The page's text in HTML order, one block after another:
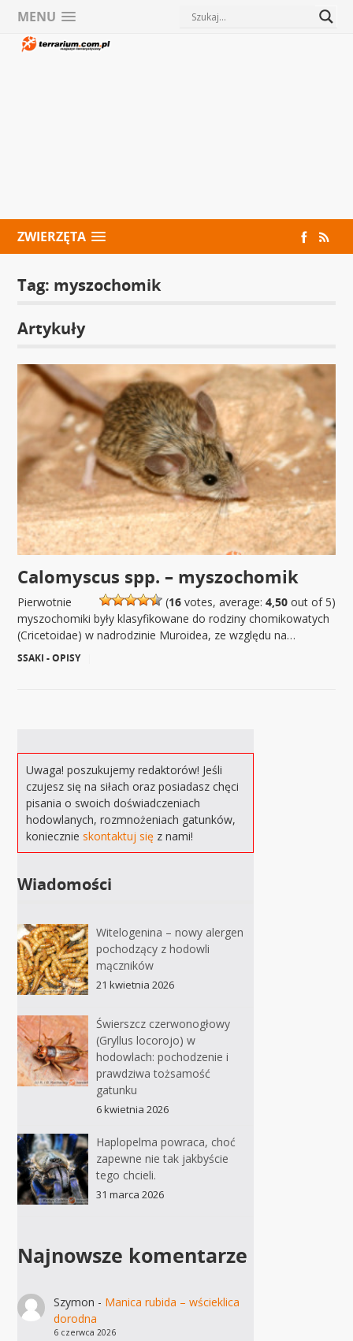
MENU
ZWIERZĘTA
Tag: myszochomik
Artykuły
Calomyscus spp. – myszochomik
(16votes, average: 4,50out of 5)
Pierwotnie
myszochomiki były klasyfikowane do rodziny chomikowatych
(Cricetoidae) w nadrodzinie Muroidea, ze względu na…
SSAKI - OPISY
Uwaga! poszukujemy redaktorów! Jeśli
czujesz się na siłach oraz posiadasz chęci
pisania o swoich doświadczeniach
hodowlanych, rozmnożeniach gatunków,
koniecznieskontaktuj się z nami!
Wiadomości
Witelogenina – nowy alergen
pochodzący z hodowli
mączników
21 kwietnia 2026
Świerszcz czerwonogłowy
(Gryllus locorojo) w
hodowlach: pochodzenie i
prawdziwa tożsamość
gatunku
6 kwietnia 2026
Haplopelma powraca, choć
zapewne nie tak jakbyście
tego chcieli.
31 marca 2026
Najnowsze komentarze
Szymon - Manica rubida – wścieklica
dorodna
6 czerwca 2026